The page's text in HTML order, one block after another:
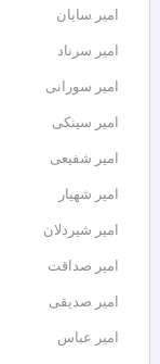
امیر سایان
امیر سرناد
امیر سورانی
امیر سینکی
امیر شفیعی
امیر شهیار
امیر شیردلان
امیر صداقت
امیر صدیقی
امیر عباس